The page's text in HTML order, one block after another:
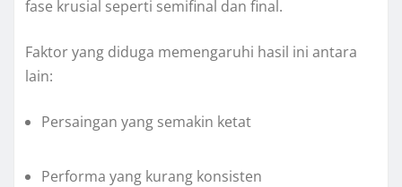
fase krusial seperti semifinal dan final.
Faktor yang diduga memengaruhi hasil ini antara
lain:
Persaingan yang semakin ketat
Performa yang kurang konsisten